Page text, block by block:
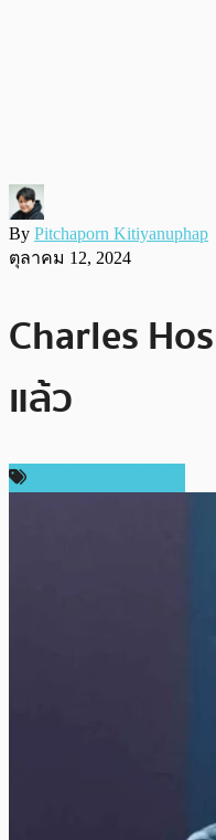
By Pitchaporn Kitiyanuphap
ตุลาคม 12, 2024
Charles
แล้ว